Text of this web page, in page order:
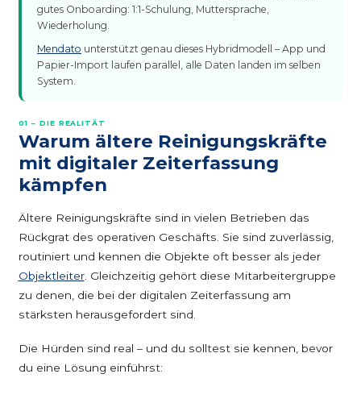
gutes Onboarding: 1:1-Schulung, Muttersprache,
Wiederholung.
Mendato unterstützt genau dieses Hybridmodell – App und
Papier-Import laufen parallel, alle Daten landen im selben
System.
01 – DIE REALITÄT
Warum ältere Reinigungs­kräfte
mit digitaler Zeiterfassung
kämpfen
Ältere Reinigungskräfte sind in vielen Betrieben das
Rückgrat des operativen Geschäfts. Sie sind zuverlässig,
routiniert und kennen die Objekte oft besser als jeder
Objektleiter. Gleichzeitig gehört diese Mitarbeitergruppe
zu denen, die bei der digitalen Zeiterfassung am
stärksten herausgefordert sind.
Die Hürden sind real – und du solltest sie kennen, bevor
du eine Lösung einführst: